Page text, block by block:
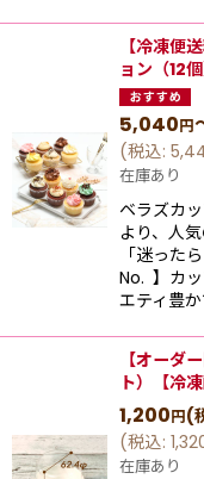
【冷凍便
ョン（12個
5,040円
(税込:
在庫あり
ベラズカ
より、⼈
「迷った
No. 】カ
エティ豊
【オーダ
ト）【冷
1,200円(
(税込:
在庫あり